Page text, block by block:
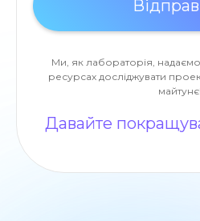
Ми, як лабораторія,
ресурсах досліджувати
майтунє!
Давайте